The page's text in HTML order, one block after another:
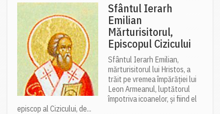
Sfântul Ierarh
Emilian
Mărturisitorul,
Episcopul Cizicului
Sfântul Ierarh Emilian,
mărturisitorul lui Hristos, a
trăit pe vremea împărăției lui
Leon Armeanul, luptătorul
împotriva icoanelor, și fiind el
episcop al Cizicului, de...